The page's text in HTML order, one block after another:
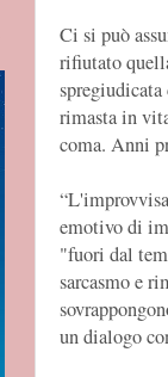
Ci si può
rifiutato
rimasta in
coma. Anni
emotivo di
"fuori dal
sarcasmo e
un dialogo